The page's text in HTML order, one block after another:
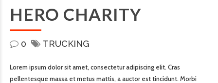
HERO CHARITY
0 TRUCKING
Lorem ipsum dolor sit amet, consectetur adipiscing elit. Cras
pellentesque massa et metus mattis, a auctor est tincidunt. Morbi